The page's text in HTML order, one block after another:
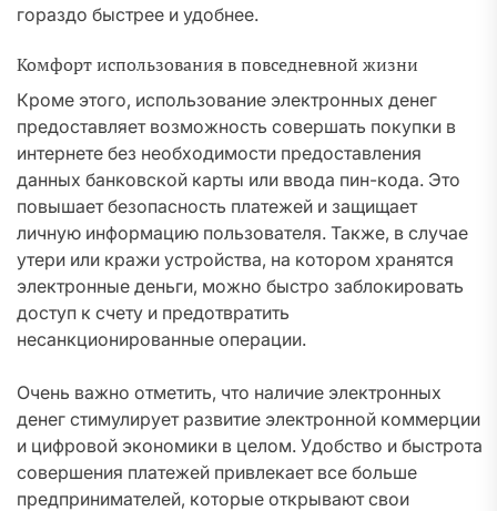
гораздо быстрее и удобнее.
Комфорт использования в повседневной жизни
Кроме этого, использование электронных денег
предоставляет возможность совершать покупки в
интернете без необходимости предоставления
данных банковской карты или ввода пин-кода. Это
повышает безопасность платежей и защищает
личную информацию пользователя. Также, в случае
утери или кражи устройства, на котором хранятся
электронные деньги, можно быстро заблокировать
доступ к счету и предотвратить
несанкционированные операции.
Очень важно отметить, что наличие электронных
денег стимулирует развитие электронной коммерции
и цифровой экономики в целом. Удобство и быстрота
совершения платежей привлекает все больше
предпринимателей, которые открывают свои